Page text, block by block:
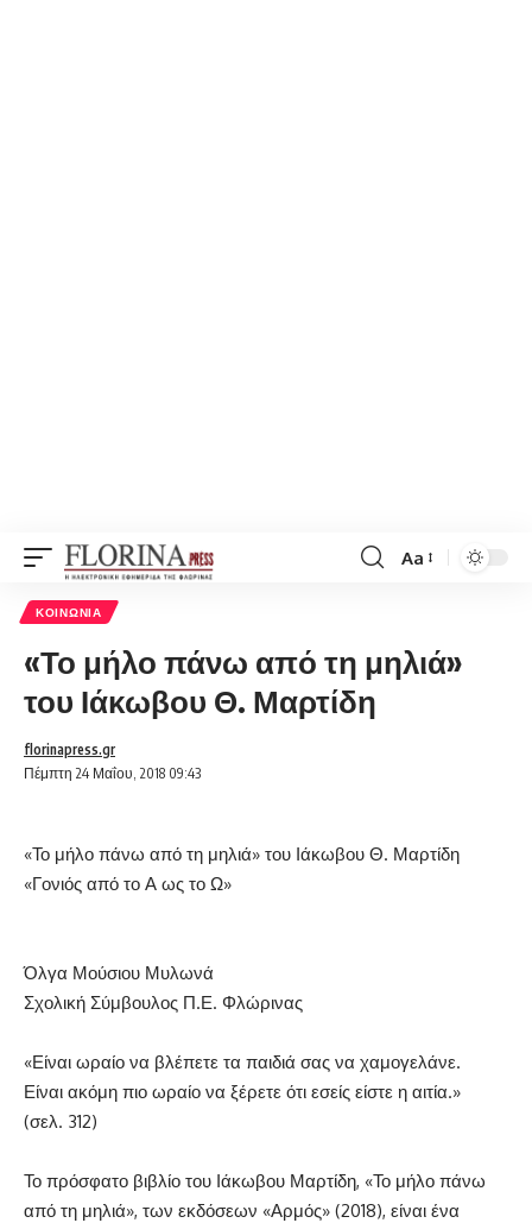
Font
Aa
ΚΟΙΝΩΝΊΑ
«Το μήλο πάνω από τη μηλιά»
του Ιάκωβου Θ. Μαρτίδη
Πέμπτη 24 Μαΐου, 2018 09:43
florinapress.gr
«Το μήλο πάνω από τη μηλιά» του Ιάκωβου Θ. Μαρτίδη
«Γονιός από το Α ως το Ω»
Όλγα Μούσιου Μυλωνά
Σχολική Σύμβουλος Π.Ε. Φλώρινας
«Είναι ωραίο να βλέπετε τα παιδιά σας να χαμογελάνε.
Είναι ακόμη πιο ωραίο να ξέρετε ότι εσείς είστε η αιτία.»
(σελ. 312)
Το πρόσφατο βιβλίο του Ιάκωβου Μαρτίδη, «Το μήλο πάνω
από τη μηλιά», των εκδόσεων «Αρμός» (2018), είναι ένα